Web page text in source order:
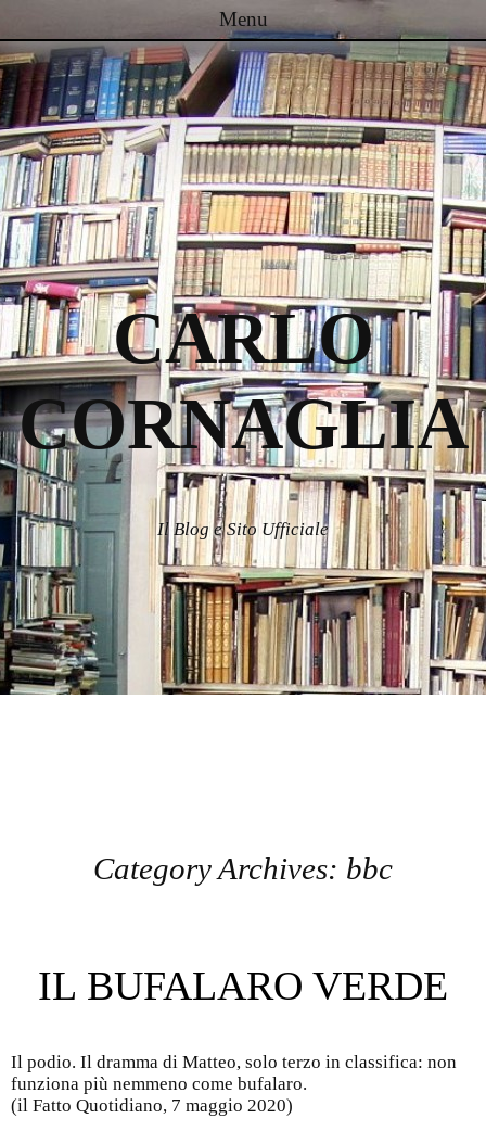
CARLO
CORNAGLIA
Il Blog e Sito Ufficiale
Menu
Passa al contenuto
Category Archives: bbc
IL BUFALARO VERDE
Il podio. Il dramma di Matteo, solo terzo in classifica: non
funziona più nemmeno come bufalaro.
(il Fatto Quotidiano, 7 maggio 2020)